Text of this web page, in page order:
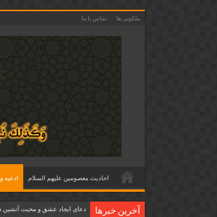
ملکوتی ها تماس با ما
احاديث معصومين عليهم السلام ادعيه
آخرین خبرها دعای ایجاد عشق و محبت